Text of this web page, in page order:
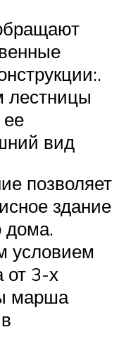
лестницы
ее
вид
позволяет
здание
дома.
условием
от 3-х
марша